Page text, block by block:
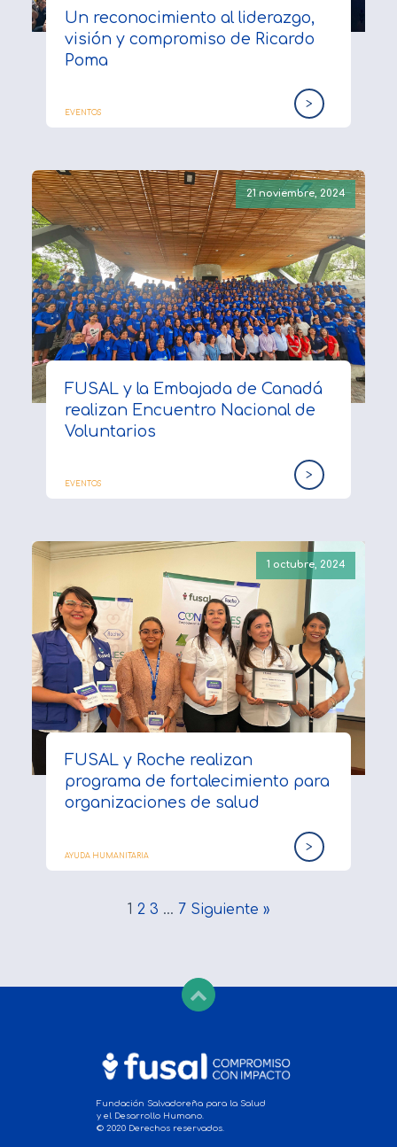
Un reconocimiento al liderazgo,
visión y compromiso de Ricardo
Poma
EVENTOS
>
21 noviembre, 2024
FUSAL y la Embajada de Canadá
realizan Encuentro Nacional de
Voluntarios
EVENTOS
>
1 octubre, 2024
FUSAL y Roche realizan
programa de fortalecimiento para
organizaciones de salud
AYUDA HUMANITARIA
>
1 2 3 … 7 Siguiente »
Fundación Salvadoreña para la Salud
y el Desarrollo Humano.
© 2020 Derechos reservados.